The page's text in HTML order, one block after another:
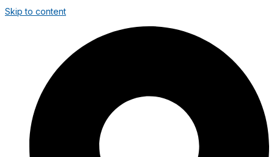
Skip to content